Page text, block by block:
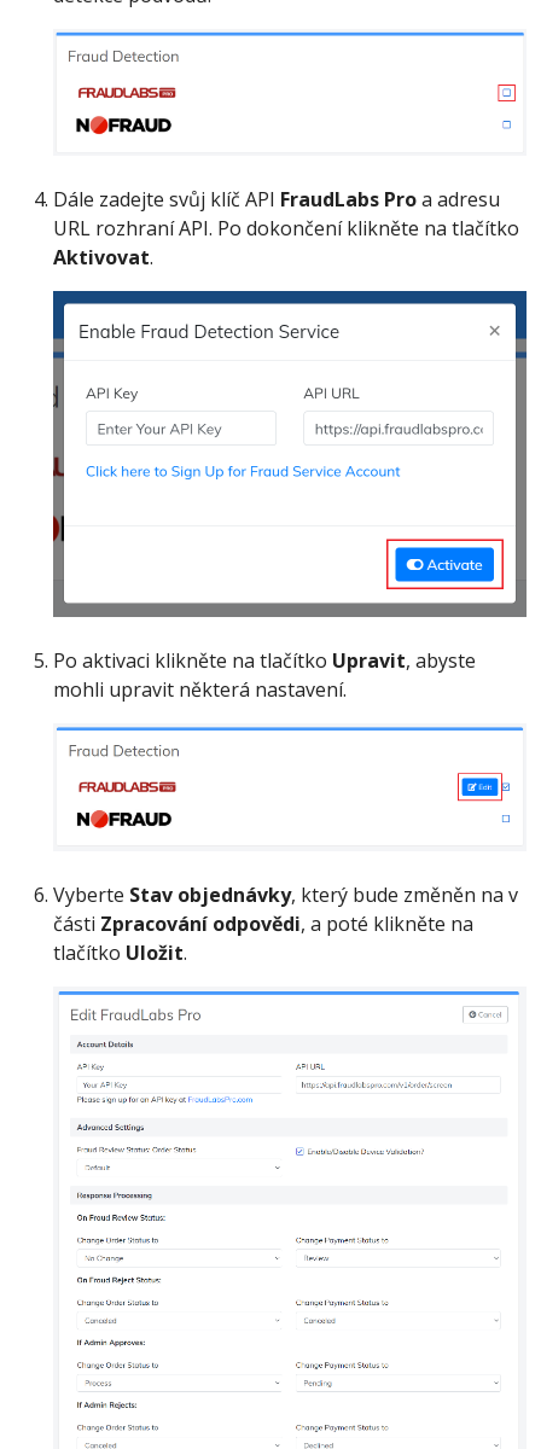
Dále zadejte svůj klíč API FraudLabs Proa adresu
URL rozhraní API. Po dokončení klikněte na tlačítko
Aktivovat.
Po aktivaci klikněte na tlačítko Upravit, abyste
mohli upravit některá nastavení.
Vyberte Stav objednávky, který bude změněn na v
části Zpracování odpovědi, a poté klikněte na
tlačítko Uložit.